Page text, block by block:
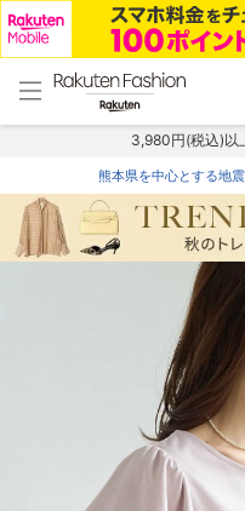
menu home
トップ
3,980円(税込)以
熊本県を中心とする地